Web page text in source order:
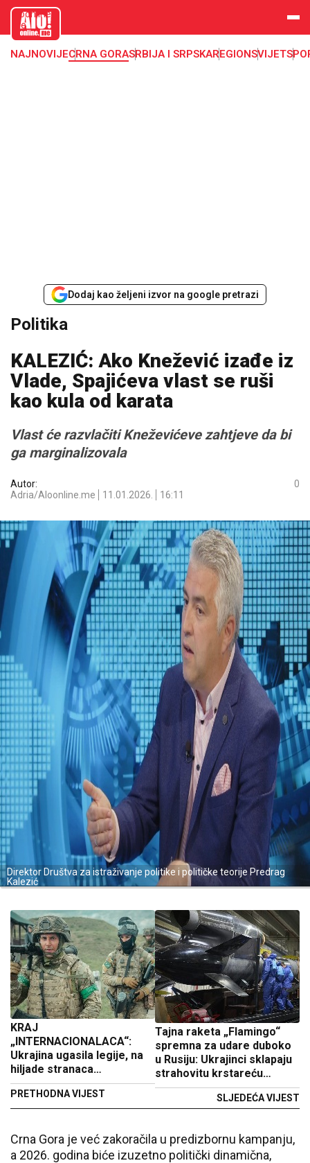
aloonline.
me
NAJNOVIJECRNA GORASRBIJA I SRPSKAREGIONSVIJET
Dodaj kao željeni izvor na google pretrazi
Politika
KALEZIĆ: Ako Knežević izađe iz
Vlade, Spajićeva vlast se ruši
kao kula od karata
Vlast će razvlačiti Kneževićeve zahtjeve da bi
ga marginalizovala
Autor:
Adria/Aloonline.me
11.01.2026. 16:11
0
Direktor Društva za istraživanje politike i političke teorije Predrag
Kalezić
KRAJ
„INTERNACIONALACA“:
Ukrajina ugasila legije, na
hiljade stranaca
raspoređeno bez pravila
PRETHODNA VIJEST
Tajna raketa „Flamingo“
spremna za udare duboko
u Rusiju: Ukrajinci sklapaju
strahovitu krstareću
raketu od sovjetskih
SLJEDEĆA VIJEST
Crna Gora je već zakoračila u predizbornu kampanju,
a 2026. godina biće izuzetno politički dinamična,